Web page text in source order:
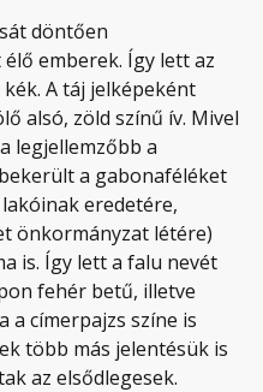
döntően
emberek. Így lett az
A táj jelképeként
alsó, zöld színű ív. Mivel
legjellemzőbb a
a gabonaféléket
eredetére,
önkormányzat létére)
is. Így lett a falu nevét
fehér betű, illetve
a címerpajzs színe is
több más jelentésük is
az elsődlegesek.